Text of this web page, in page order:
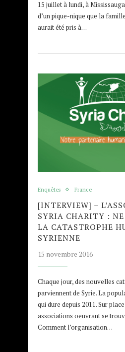
15 juillet à lundi, à
d’un pique-nique que la
aurait été pris à…
Enquêtes France
[INTERVIEW] –
SYRIA CHARITY : NE
LA CATASTROPHE
SYRIENNE
15 novembre 2016
Chaque jour, des nouvelles
parviennent de Syrie. La
qui dure depuis 2011. Sur
associations oeuvrant se
Comment l’organisation…